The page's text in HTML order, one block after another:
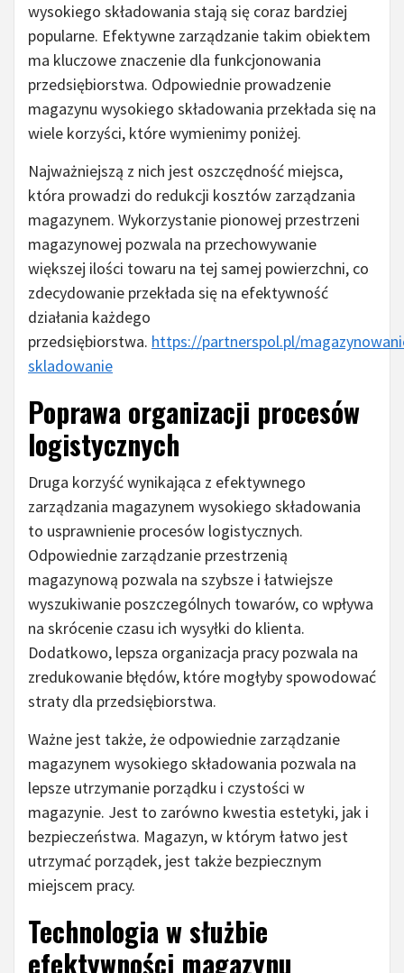
wysokiego składowania stają się coraz bardziej
popularne. Efektywne zarządzanie takim obiektem
ma kluczowe znaczenie dla funkcjonowania
przedsiębiorstwa. Odpowiednie prowadzenie
magazynu wysokiego składowania przekłada się na
wiele korzyści, które wymienimy poniżej.
Najważniejszą z nich jest oszczędność miejsca,
która prowadzi do redukcji kosztów zarządzania
magazynem. Wykorzystanie pionowej przestrzeni
magazynowej pozwala na przechowywanie
większej ilości towaru na tej samej powierzchni, co
zdecydowanie przekłada się na efektywność
działania każdego
przedsiębiorstwa. https://partnerspol.pl/
skladowanie
Poprawa organizacji procesów
logistycznych
Druga korzyść wynikająca z efektywnego
zarządzania magazynem wysokiego składowania
to usprawnienie procesów logistycznych.
Odpowiednie zarządzanie przestrzenią
magazynową pozwala na szybsze i łatwiejsze
wyszukiwanie poszczególnych towarów, co wpływa
na skrócenie czasu ich wysyłki do klienta.
Dodatkowo, lepsza organizacja pracy pozwala na
zredukowanie błędów, które mogłyby spowodować
straty dla przedsiębiorstwa.
Ważne jest także, że odpowiednie zarządzanie
magazynem wysokiego składowania pozwala na
lepsze utrzymanie porządku i czystości w
magazynie. Jest to zarówno kwestia estetyki, jak i
bezpieczeństwa. Magazyn, w którym łatwo jest
utrzymać porządek, jest także bezpiecznym
miejscem pracy.
Technologia w służbie
efektywności magazynu